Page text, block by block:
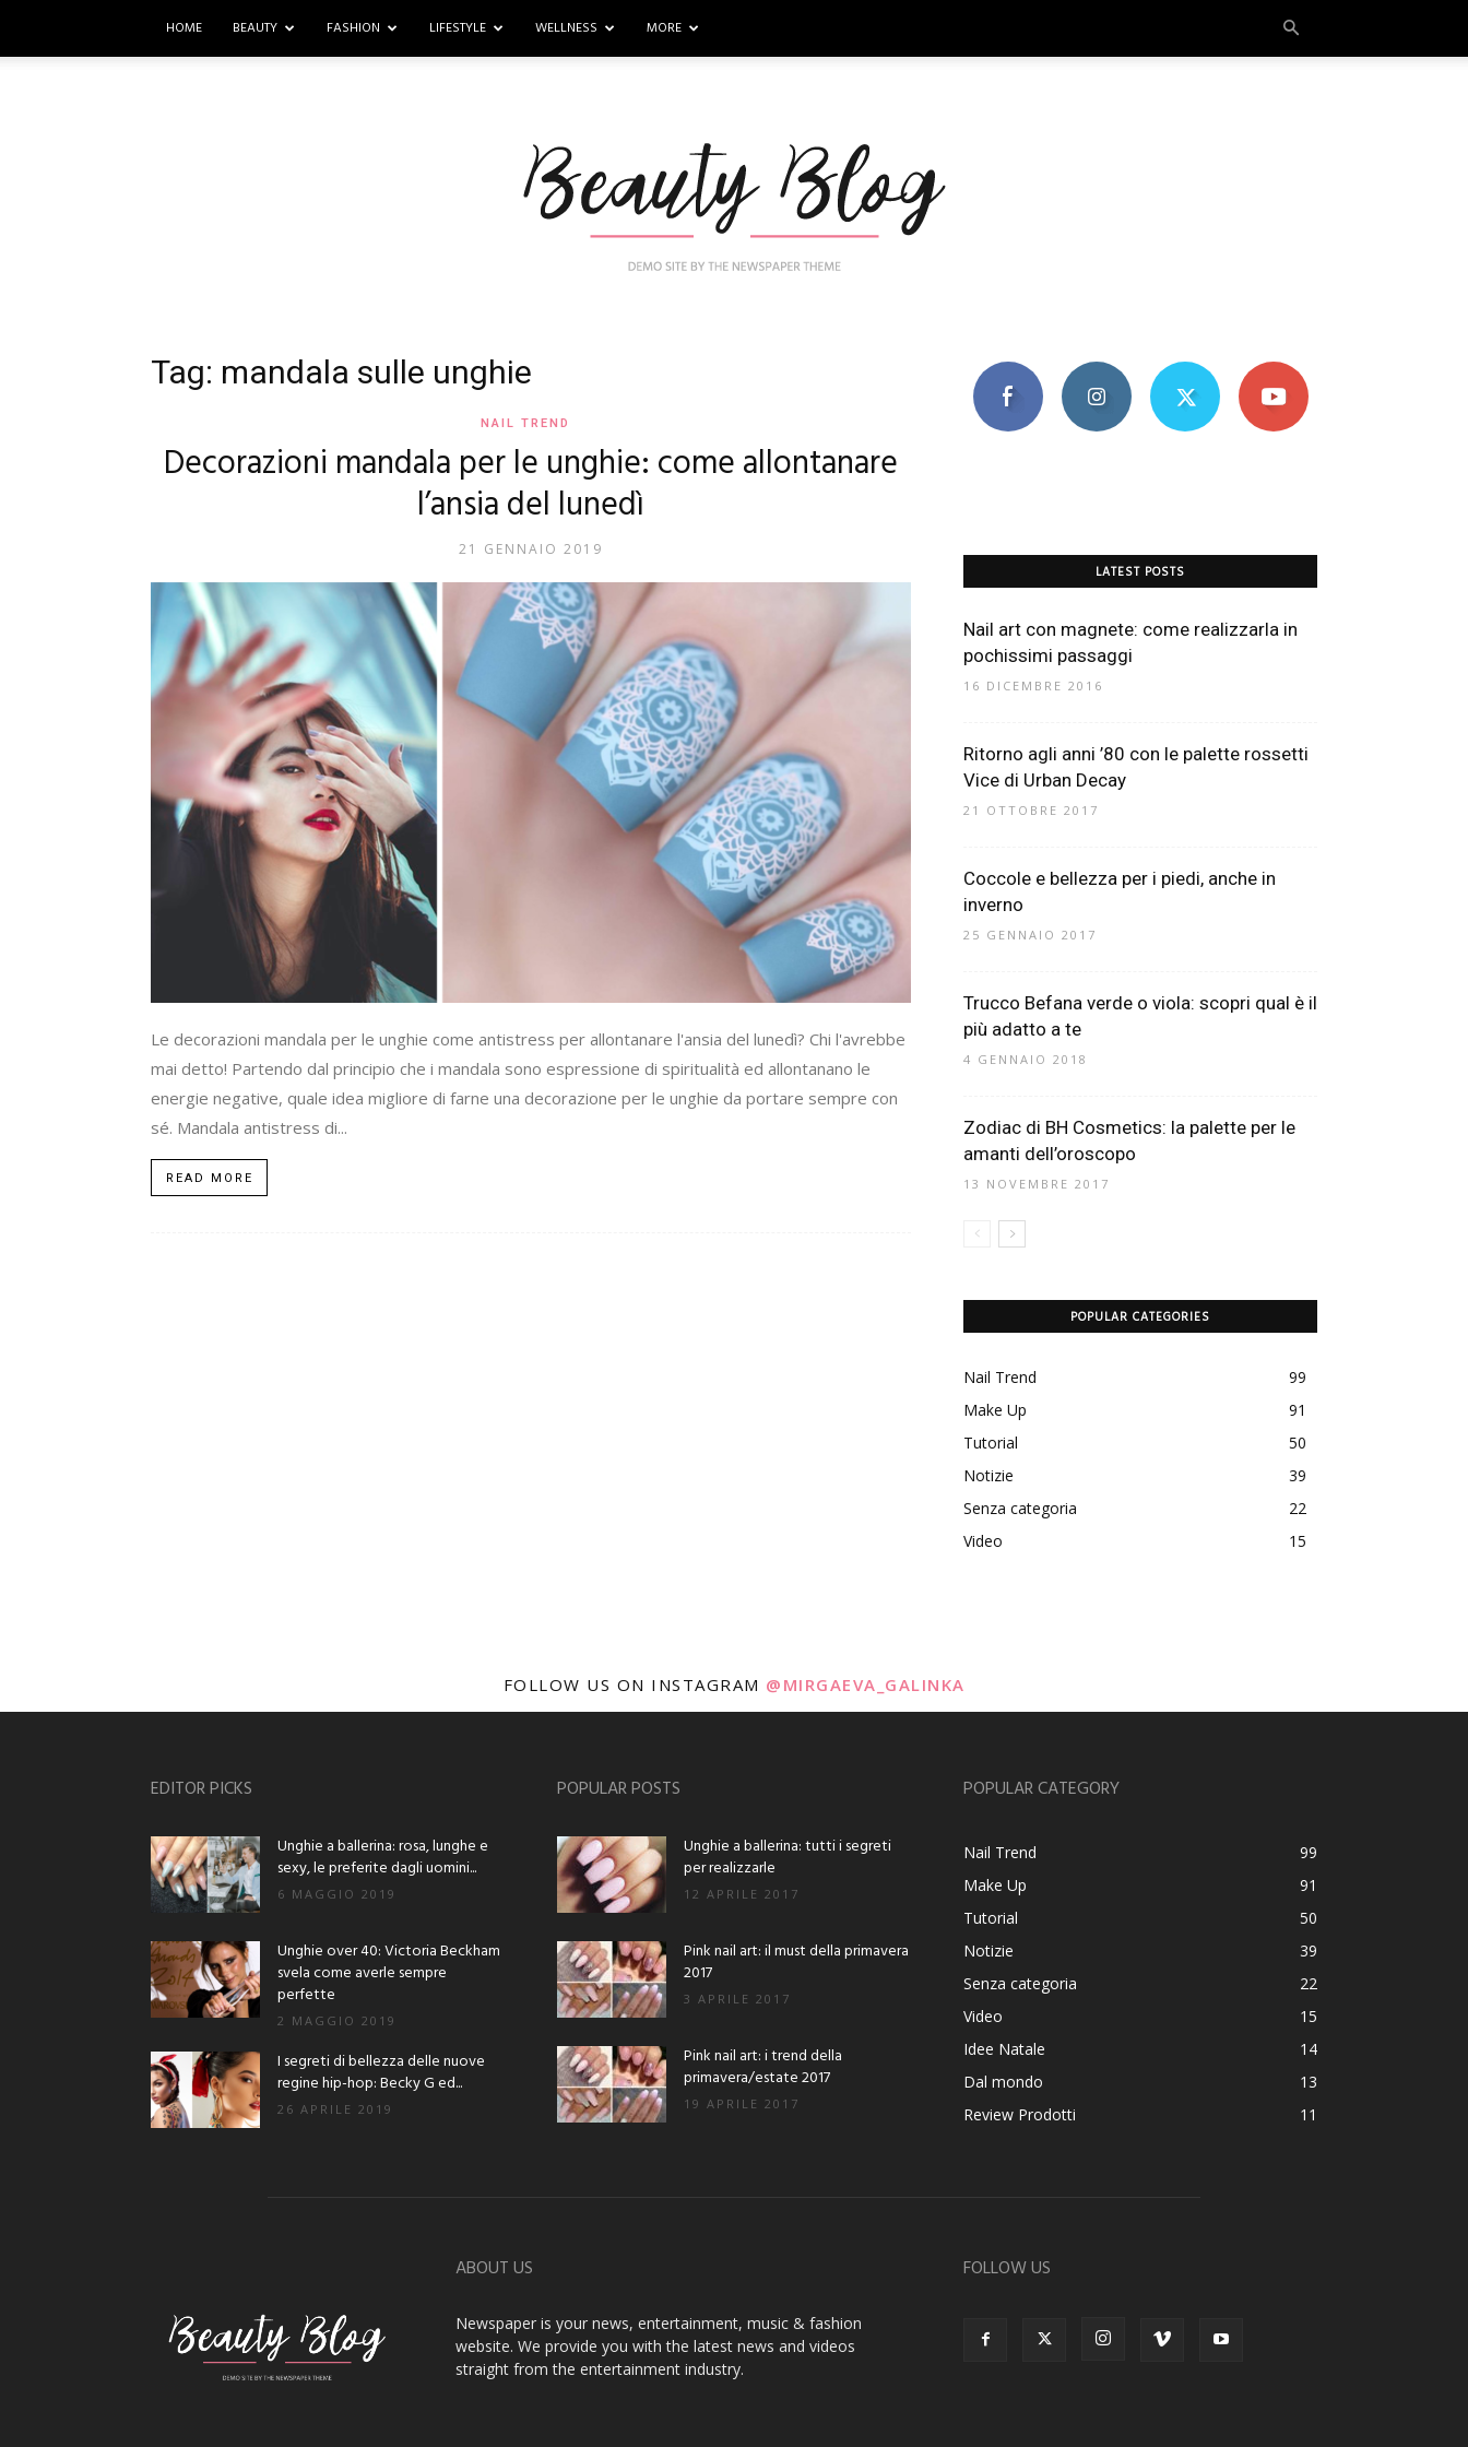
HOME BEAUTY FASHION LIFESTYLE WELLNESS MORE
Mania
Tag: mandala sulle unghie
NAIL TREND
Decorazioni mandala per le unghie: come allontanare
l’ansia del lunedì
21 GENNAIO 2019
Le decorazioni mandala per le unghie come antistress per allontanare l'ansia del lunedì? Chi l'avrebbe
mai detto! Partendo dal principio che i mandala sono espressione di spiritualità ed allontanano le
energie negative, quale idea migliore di farne una decorazione per le unghie da portare sempre con
sé. Mandala antistress di...
READ MORE
LATEST POSTS
Nail art con magnete: come realizzarla in
pochissimi passaggi
16 DICEMBRE 2016
Ritorno agli anni ’80 con le palette rossetti
Vice di Urban Decay
21 OTTOBRE 2017
Coccole e bellezza per i piedi, anche in
inverno
25 GENNAIO 2017
Trucco Befana verde o viola: scopri qual è il
più adatto a te
4 GENNAIO 2018
Zodiac di BH Cosmetics: la palette per le
amanti dell’oroscopo
13 NOVEMBRE 2017
POPULAR CATEGORIES
Nail Trend
99
Make Up
91
Tutorial
50
Notizie
39
Senza categoria
22
Video
15
FOLLOW US ON INSTAGRAM @MIRGAEVA_GALINKA
EDITOR PICKS
Unghie a ballerina: rosa, lunghe e
sexy, le preferite dagli uomini...
6 MAGGIO 2019
Unghie over 40: Victoria Beckham
svela come averle sempre
perfette
2 MAGGIO 2019
I segreti di bellezza delle nuove
regine hip-hop: Becky G ed...
26 APRILE 2019
POPULAR POSTS
Unghie a ballerina: tutti i segreti
per realizzarle
12 APRILE 2017
Pink nail art: il must della primavera
2017
3 APRILE 2017
Pink nail art: i trend della
primavera/estate 2017
19 APRILE 2017
POPULAR CATEGORY
Nail Trend
99
Make Up
91
Tutorial
50
Notizie
39
Senza categoria
22
Video
15
Idee Natale
14
Dal mondo
13
Review Prodotti
11
ABOUT US
Newspaper is your news, entertainment, music & fashion
website. We provide you with the latest news and videos
straight from the entertainment industry.
FOLLOW US